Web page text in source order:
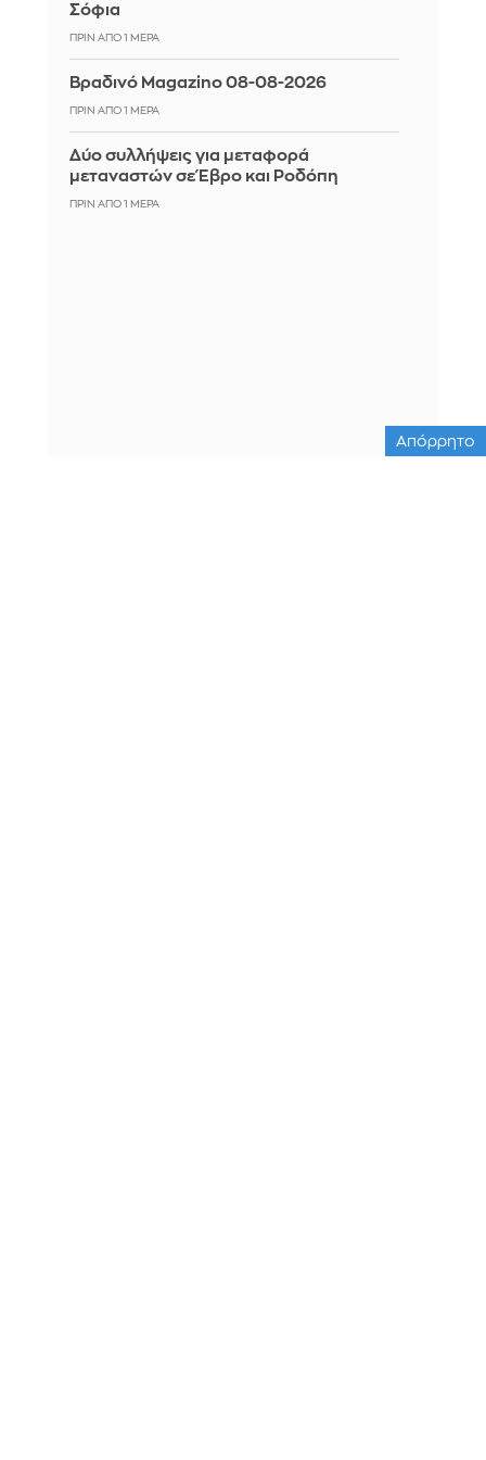
Σόφια
ΠΡΙΝ ΑΠΌ 1 ΜΈΡΑ
Βραδινό Magazino 08-08-2026
ΠΡΙΝ ΑΠΌ 1 ΜΈΡΑ
Δύο συλλήψεις για μεταφορά
μεταναστών σε Έβρο και Ροδόπη
ΠΡΙΝ ΑΠΌ 1 ΜΈΡΑ
Απόρρητο